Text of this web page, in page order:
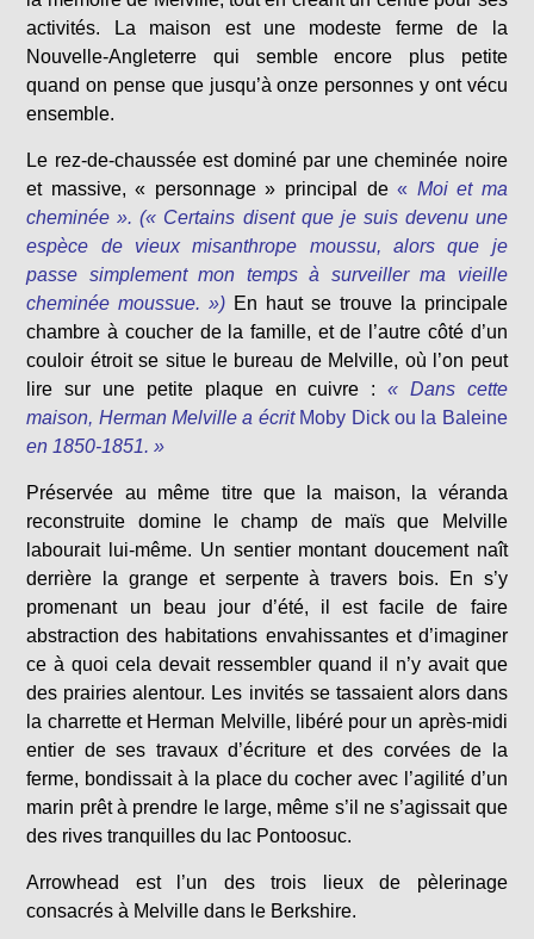
activités. La maison est une modeste ferme de la
Nouvelle-Angleterre qui semble encore plus petite
quand on pense que jusqu’à onze personnes y ont vécu
ensemble.
Le rez-de-chaussée est dominé par une cheminée noire
et massive, « personnage » principal de« Moi et ma
cheminée ». (« Certains disent que je suis devenu une
espèce de vieux misanthrope moussu, alors que je
passe simplement mon temps à surveiller ma vieille
cheminée moussue. ») En haut se trouve la principale
chambre à coucher de la famille, et de l’autre côté d’un
couloir étroit se situe le bureau de Melville, où l’on peut
lire sur une petite plaque en cuivre : « Dans cette
maison, Herman Melville a écrit Moby Dick ou la Baleine
en 1850-1851. »
Préservée au même titre que la maison, la véranda
reconstruite domine le champ de maïs que Melville
labourait lui-même. Un sentier montant doucement naît
derrière la grange et serpente à travers bois. En s’y
promenant un beau jour d’été, il est facile de faire
abstraction des habitations envahissantes et d’imaginer
ce à quoi cela devait ressembler quand il n’y avait que
des prairies alentour. Les invités se tassaient alors dans
la charrette et Herman Melville, libéré pour un après-midi
entier de ses travaux d’écriture et des corvées de la
ferme, bondissait à la place du cocher avec l’agilité d’un
marin prêt à prendre le large, même s’il ne s’agissait que
des rives tranquilles du lac Pontoosuc.
Arrowhead est l’un des trois lieux de pèlerinage
consacrés à Melville dans le Berkshire.